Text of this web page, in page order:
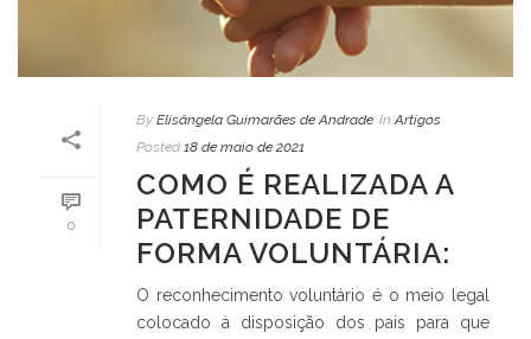
0
By Elisângela Guimarães de Andrade In Artigos
Posted 18 de maio de 2021
COMO É REALIZADA A
PATERNIDADE DE
FORMA VOLUNTÁRIA:
O reconhecimento voluntário é o meio legal
colocado à disposição dos pais para que